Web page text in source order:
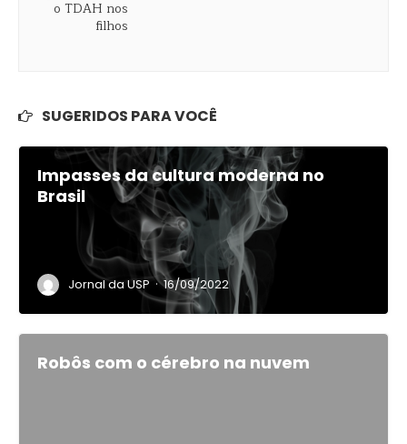
SUGERIDOS PARA VOCÊ
Impasses da cultura moderna no
Brasil
Jornal da USP · 16/09/2022
Robôs com o cérebro na nuvem